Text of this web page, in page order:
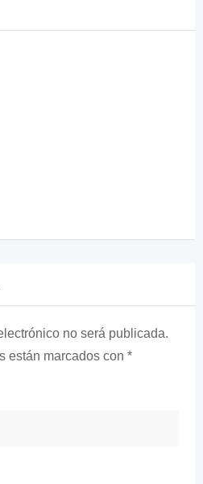
no será publicada.
están marcados con *